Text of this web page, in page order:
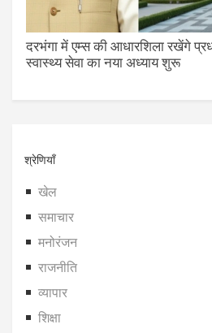
दरभंगा में एम्स की आधारशिला रखेंगे
स्वास्थ्य सेवा का नया अध्याय शुरू
श्रेणियाँ
खेल
समाचार
मनोरंजन
राजनीति
व्यापार
शिक्षा